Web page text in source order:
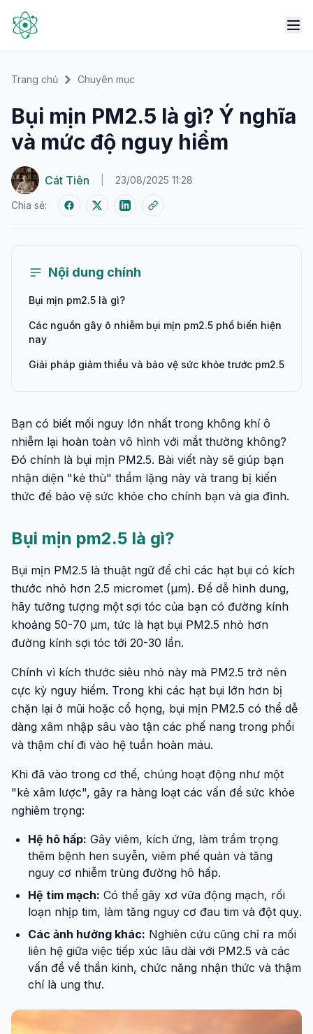
Trang chủ Chuyên mục
Bụi mịn PM2.5 là gì? Ý nghĩa
và mức độ nguy hiểm
Cát Tiên 23/08/2025 11:28
Chia sẻ:
Nội dung chính
Bụi mịn pm2.5 là gì?
Các nguồn gây ô nhiễm bụi mịn pm2.5 phổ biến hiện
nay
Giải pháp giảm thiểu và bảo vệ sức khỏe trước pm2.5
Bạn có biết mối nguy lớn nhất trong không khí ô
nhiễm lại hoàn toàn vô hình với mắt thường không?
Đó chính là bụi mịn PM2.5. Bài viết này sẽ giúp bạn
nhận diện "kẻ thù" thầm lặng này và trang bị kiến
thức để bảo vệ sức khỏe cho chính bạn và gia đình.
Bụi mịn pm2.5 là gì?
Bụi mịn PM2.5 là thuật ngữ để chỉ các hạt bụi có kích
thước nhỏ hơn 2.5 micromet (µm). Để dễ hình dung,
hãy tưởng tượng một sợi tóc của bạn có đường kính
khoảng 50-70 µm, tức là hạt bụi PM2.5 nhỏ hơn
đường kính sợi tóc tới 20-30 lần.
Chính vì kích thước siêu nhỏ này mà PM2.5 trở nên
cực kỳ nguy hiểm. Trong khi các hạt bụi lớn hơn bị
chặn lại ở mũi hoặc cổ họng, bụi mịn PM2.5 có thể dễ
dàng xâm nhập sâu vào tận các phế nang trong phổi
và thậm chí đi vào hệ tuần hoàn máu.
Khi đã vào trong cơ thể, chúng hoạt động như một
"kẻ xâm lược", gây ra hàng loạt các vấn đề sức khỏe
nghiêm trọng:
Hệ hô hấp: Gây viêm, kích ứng, làm trầm trọng
thêm bệnh hen suyễn, viêm phế quản và tăng
nguy cơ nhiễm trùng đường hô hấp.
Hệ tim mạch: Có thể gây xơ vữa động mạch, rối
loạn nhịp tim, làm tăng nguy cơ đau tim và đột quỵ.
Các ảnh hưởng khác: Nghiên cứu cũng chỉ ra mối
liên hệ giữa việc tiếp xúc lâu dài với PM2.5 và các
vấn đề về thần kinh, chức năng nhận thức và thậm
chí là ung thư.